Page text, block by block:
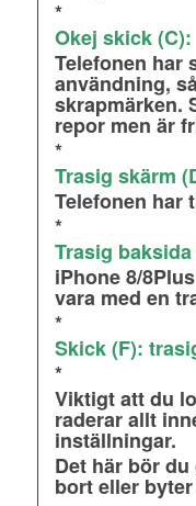
*
Okej skick (C):
Telefonen har
användning,
skrapmärken.
repor men är
*
Trasig skärm
Telefonen har
*
Trasig baksida
iPhone 8/
vara med en
*
Skick (F):
*
Viktigt att du
raderar allt
inställningar.
Det här bör
bort eller